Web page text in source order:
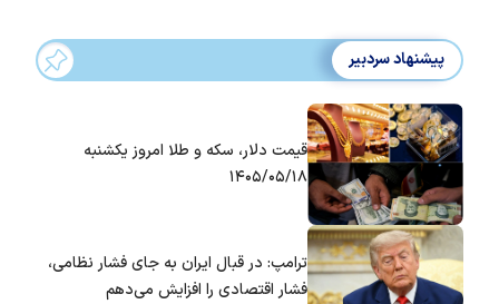
پیشنهاد سردبیر
قیمت دلار، سکه و طلا امروز یکشنبه
۱۴۰۵/۰۵/۱۸
ترامپ: در قبال ایران به جای فشار نظامی،
فشار اقتصادی را افزایش می‌دهم